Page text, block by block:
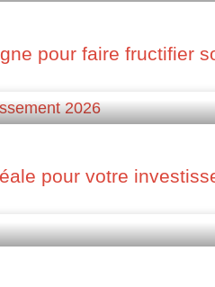
pour faire fructifier
pour votre